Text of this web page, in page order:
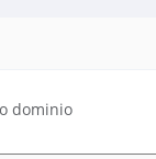
dominio